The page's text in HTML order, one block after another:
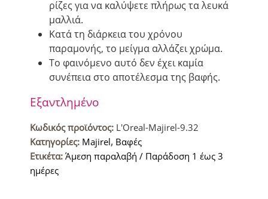
ρίζες για να καλύψετε πλήρως τα λευκά
μαλλιά.
Κατά τη διάρκεια του χρόνου
παραμονής, το μείγμα αλλάζει χρώμα.
Το φαινόμενο αυτό δεν έχει καμία
συνέπεια στο αποτέλεσμα της βαφής.
Εξαντλημένο
Κωδικός προϊόντος: L'Oreal-Majirel-9.32
Κατηγορίες: Majirel, Βαφές
Ετικέτα: Άμεση παραλαβή / Παράδοση 1 έως 3
ημέρες